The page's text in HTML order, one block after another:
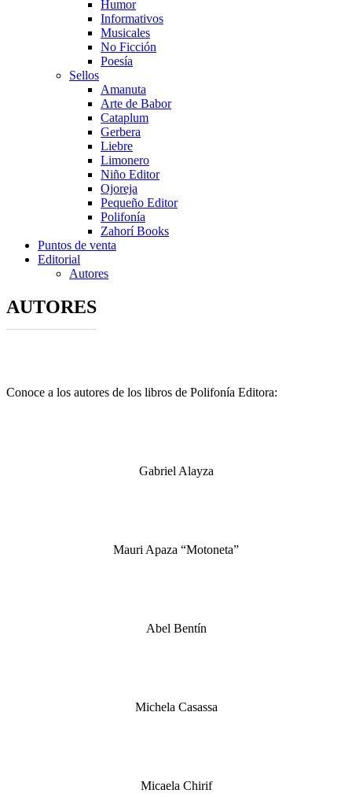
Humor
Informativos
Musicales
No Ficción
Poesía
Sellos
Amanuta
Arte de Babor
Cataplum
Gerbera
Liebre
Limonero
Niño Editor
Ojoreja
Pequeño Editor
Polifonía
Zahorí Books
Puntos de venta
Editorial
Autores
AUTORES
Conoce a los autores de los libros de Polifonía Editora:
Gabriel Alayza
Mauri Apaza “Motoneta”
Abel Bentín
Michela Casassa
Micaela Chirif